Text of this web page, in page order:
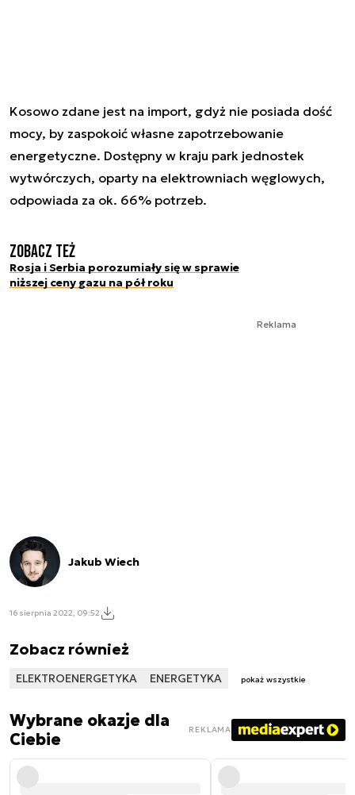
Kosowo zdane jest na import, gdyż nie posiada dość
mocy, by zaspokoić własne zapotrzebowanie
energetyczne. Dostępny w kraju park jednostek
wytwórczych, oparty na elektrowniach węglowych,
odpowiada za ok. 66% potrzeb.
Zobacz też
Rosja i Serbia porozumiały się w sprawie
niższej ceny gazu na pół roku
Reklama
Jakub Wiech
16 sierpnia 2022, 09:52
Zobacz również
ELEKTROENERGETYKA ENERGETYKA pokaż wszystkie
Wybrane okazje dla
Ciebie
REKLAMA